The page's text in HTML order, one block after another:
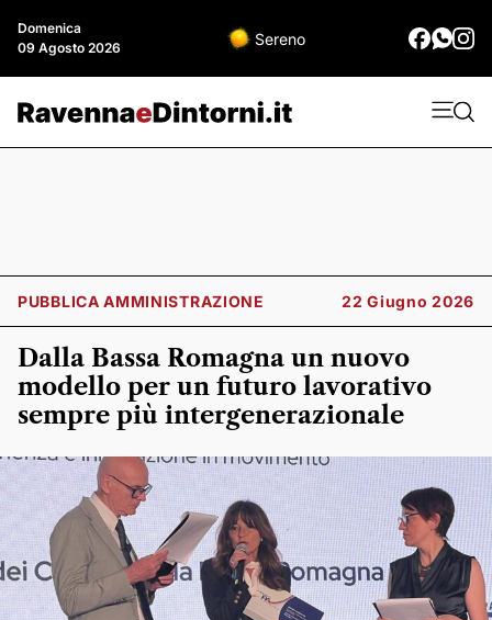
Domenica
09 Agosto 2026
Sereno
PUBBLICA AMMINISTRAZIONE 22 Giugno 2026
Dalla Bassa Romagna un nuovo
modello per un futuro lavorativo
sempre più intergenerazionale